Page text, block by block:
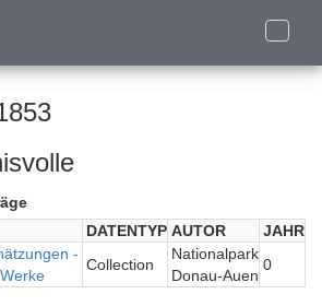
Toggle
DATENTYP AUTOR
JAHR
-
Collection
Nationalpark
Donau-Auen
0